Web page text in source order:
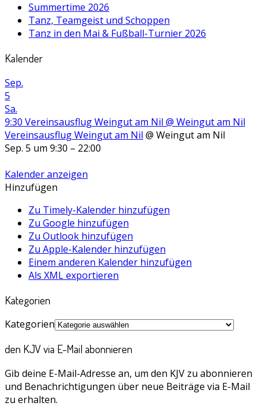
Summertime 2026
Tanz, Teamgeist und Schoppen
Tanz in den Mai & Fußball-Turnier 2026
Kalender
Sep.
5
Sa.
9:30 Vereinsausflug Weingut am Nil @ Weingut am Nil
Vereinsausflug Weingut am Nil @ Weingut am Nil
Sep. 5 um 9:30 – 22:00
Kalender anzeigen
Hinzufügen
Zu Timely-Kalender hinzufügen
Zu Google hinzufügen
Zu Outlook hinzufügen
Zu Apple-Kalender hinzufügen
Einem anderen Kalender hinzufügen
Als XML exportieren
Kategorien
Kategorien
den KJV via E-Mail abonnieren
Gib deine E-Mail-Adresse an, um den KJV zu abonnieren
und Benachrichtigungen über neue Beiträge via E-Mail
zu erhalten.